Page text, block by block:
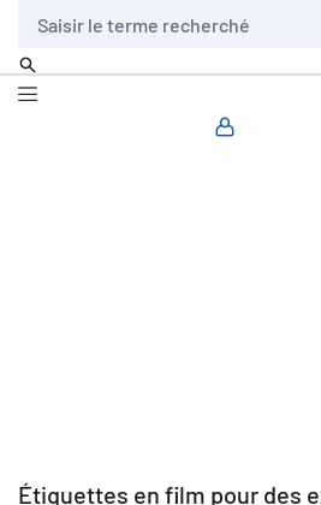
Étiquettes en film pour des